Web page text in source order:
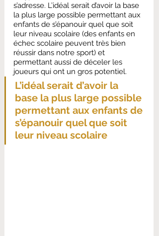
s’adresse. L’idéal serait d’avoir la base
la plus large possible permettant aux
enfants de s’épanouir quel que soit
leur niveau scolaire (des enfants en
échec scolaire peuvent très bien
réussir dans notre sport) et
permettant aussi de déceler les
joueurs qui ont un gros potentiel.
L’idéal serait d’avoir la
base la plus large possible
permettant aux enfants de
s’épanouir quel que soit
leur niveau scolaire